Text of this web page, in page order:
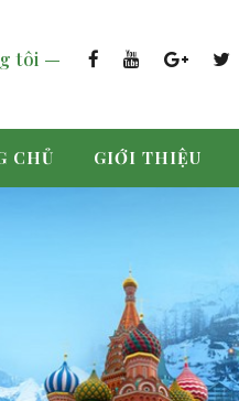
tôi
CHỦ GIỚI THIỆU